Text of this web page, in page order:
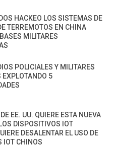
HACKEO LOS SISTEMAS DE
TERREMOTOS EN CHINA
MILITARES
POLICIALES Y MILITARES
EXPLOTANDO 5
EE. UU. QUIERE ESTA NUEVA
DISPOSITIVOS IOT
DESALENTAR EL USO DE
IOT CHINOS